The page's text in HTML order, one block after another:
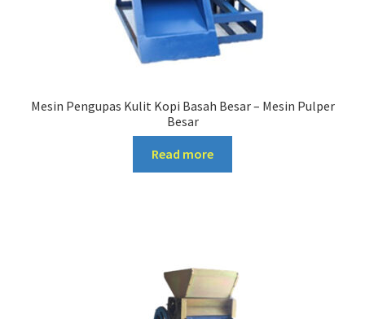
Mesin Pengupas Kulit Kopi Basah Besar – Mesin Pulper
Besar
Read more